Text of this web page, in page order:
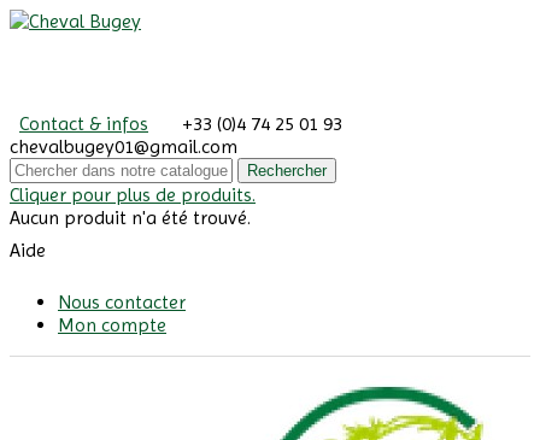
Contact & infos
+33 (0)4 74 25 01 93
chevalbugey01@gmail.com
Rechercher
Cliquer pour plus de produits.
Aucun produit n'a été trouvé.
Aide
Nous contacter
Mon compte